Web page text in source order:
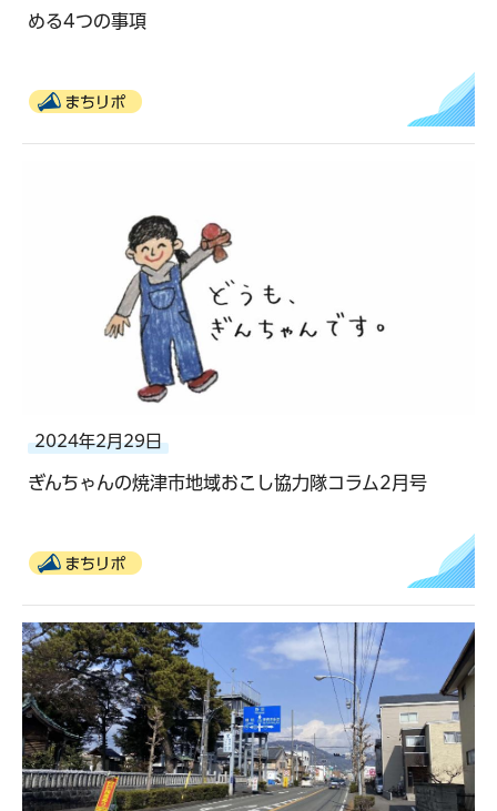
める4つの事項
まちリポ
2024年2月29日
ぎんちゃんの焼津市地域おこし協力隊コラム2月号
まちリポ